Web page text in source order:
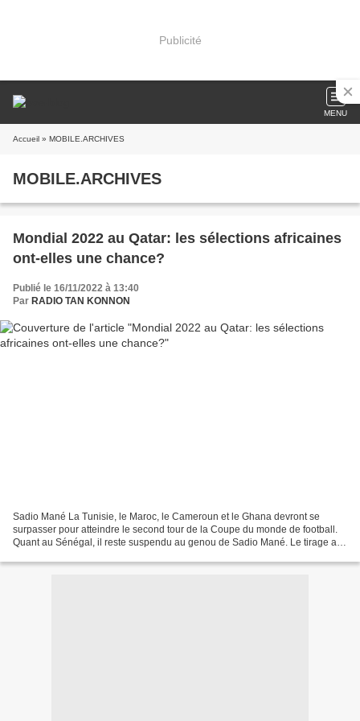
Publicité
MENU
Accueil » MOBILE.ARCHIVES
MOBILE.ARCHIVES
Mondial 2022 au Qatar: les sélections africaines
ont-elles une chance?
Publié le 16/11/2022 à 13:40
Par RADIO TAN KONNON
Sadio Mané La Tunisie, le Maroc, le Cameroun et le Ghana devront se
surpasser pour atteindre le second tour de la Coupe du monde de football.
Quant au Sénégal, il reste suspendu au genou de Sadio Mané. Le tirage au